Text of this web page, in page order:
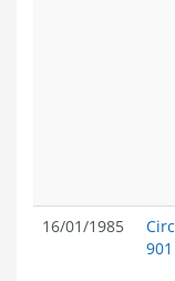
16/01/1985
901